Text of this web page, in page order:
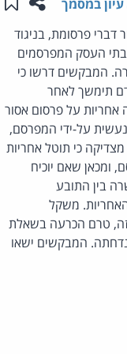
עיון במסמך
פרסומת, בניגוד
1982. התביעות הוגשו הן נגד בתי העסק המפרסמים
המבקשים דרשו כי
תימשך לאחר
אחריות על פרסום אסור
על-ידי המפרסם,
כי תוטל אחריות
ומכאן שאם יוכיח
בין התובע
משקל
זה, טרם הכרעה בשאלת
נדחתה. המבקשים ישאו